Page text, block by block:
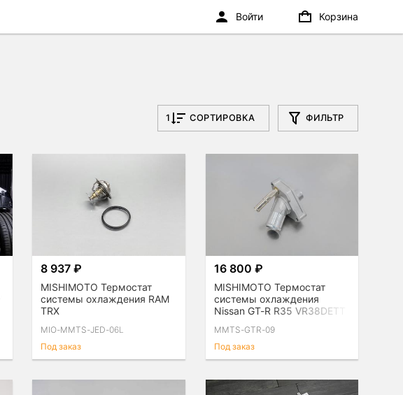
1 СОРТИРОВКА ФИЛЬТР
8 937 ₽
MISHIMOTO Термостат
системы охлаждения RAM
TRX
MIO-MMTS-JED-06L
Под заказ
16 800 ₽
MISHIMOTO Термостат
системы охлаждения
Nissan GT-R R35 VR38DETT
MMTS-GTR-09
Под заказ
Войти Корзина